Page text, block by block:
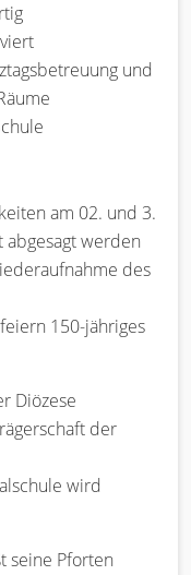
und
am 02. und 3.
werden
des
150-jähriges
Diözese
der
wird
seine Pforten